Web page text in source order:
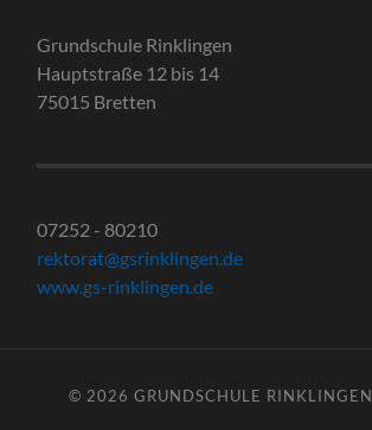
Grundschule Rinklingen
Hauptstraße 12 bis 14
75015 Bretten
07252 - 80210
rektorat@gsrinklingen.de
www.gs-rinklingen.de
© 2026 GRUNDSCHULE RINKLINGEN